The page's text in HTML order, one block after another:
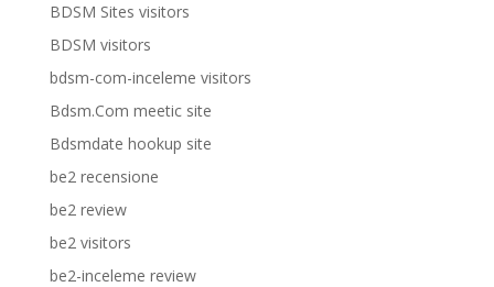
BDSM Sites visitors
BDSM visitors
bdsm-com-inceleme visitors
Bdsm.Com meetic site
Bdsmdate hookup site
be2 recensione
be2 review
be2 visitors
be2-inceleme review